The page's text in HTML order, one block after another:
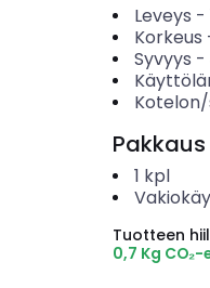
Leveys -
Korkeus
Syvyys -
1 kpl
Tuotteen
0,7 Kg CO₂-